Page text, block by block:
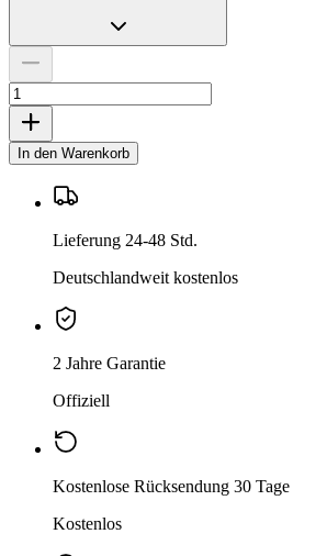
In den Warenkorb
Lieferung 24-48 Std.
Deutschlandweit kostenlos
2 Jahre Garantie
Offiziell
Kostenlose Rücksendung 30 Tage
Kostenlos